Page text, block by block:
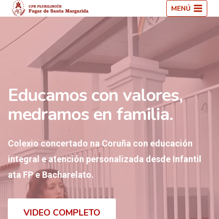
Saltar
ao
contido
MENÚ
Educamos con valores,
medramos en familia.
Colexio concertado na Coruña con educación
integral e atención personalizada desde Infantil
ata FP e Bacharelato.
VIDEO COMPLETO